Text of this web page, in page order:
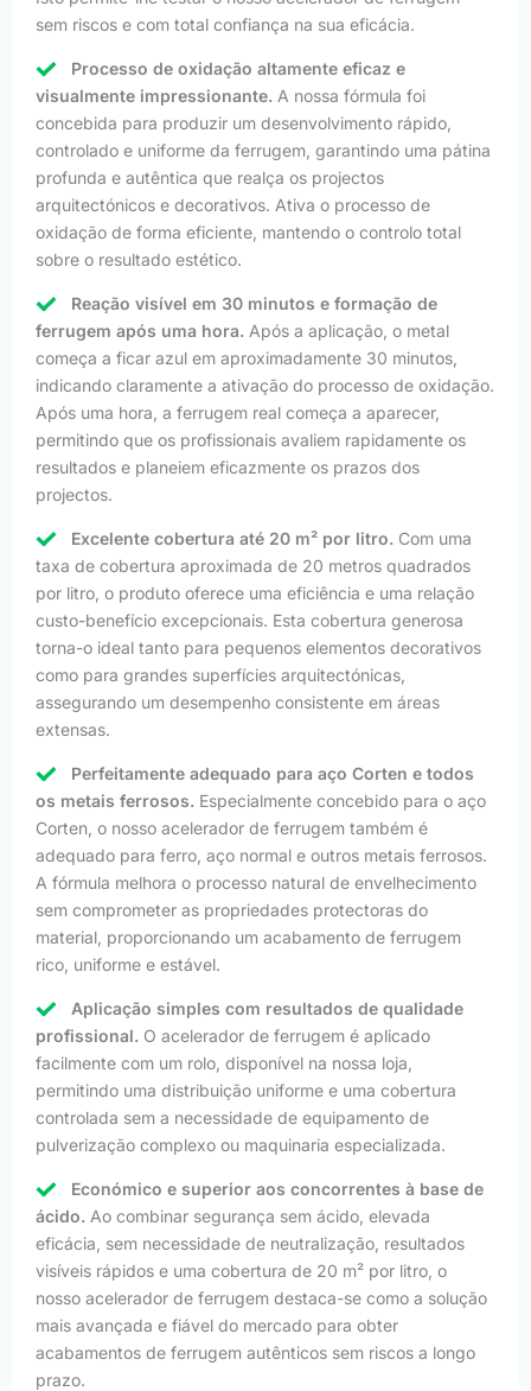
sem riscos e com total confiança na sua eficácia.
Processo de oxidação altamente eficaz e
visualmente impressionante. A nossa fórmula foi
concebida para produzir um desenvolvimento rápido,
controlado e uniforme da ferrugem, garantindo uma pátina
profunda e autêntica que realça os projectos
arquitectónicos e decorativos. Ativa o processo de
oxidação de forma eficiente, mantendo o controlo total
sobre o resultado estético.
Reação visível em 30 minutos e formação de
ferrugem após uma hora. Após a aplicação, o metal
começa a ficar azul em aproximadamente 30 minutos,
indicando claramente a ativação do processo de oxidação.
Após uma hora, a ferrugem real começa a aparecer,
permitindo que os profissionais avaliem rapidamente os
resultados e planeiem eficazmente os prazos dos
projectos.
Excelente cobertura até 20 m² por litro. Com uma
taxa de cobertura aproximada de 20 metros quadrados
por litro, o produto oferece uma eficiência e uma relação
custo-benefício excepcionais. Esta cobertura generosa
torna-o ideal tanto para pequenos elementos decorativos
como para grandes superfícies arquitectónicas,
assegurando um desempenho consistente em áreas
extensas.
Perfeitamente adequado para aço Corten e todos
os metais ferrosos. Especialmente concebido para o aço
Corten, o nosso acelerador de ferrugem também é
adequado para ferro, aço normal e outros metais ferrosos.
A fórmula melhora o processo natural de envelhecimento
sem comprometer as propriedades protectoras do
material, proporcionando um acabamento de ferrugem
rico, uniforme e estável.
Aplicação simples com resultados de qualidade
profissional. O acelerador de ferrugem é aplicado
facilmente com um rolo, disponível na nossa loja,
permitindo uma distribuição uniforme e uma cobertura
controlada sem a necessidade de equipamento de
pulverização complexo ou maquinaria especializada.
Económico e superior aos concorrentes à base de
ácido. Ao combinar segurança sem ácido, elevada
eficácia, sem necessidade de neutralização, resultados
visíveis rápidos e uma cobertura de 20 m² por litro, o
nosso acelerador de ferrugem destaca-se como a solução
mais avançada e fiável do mercado para obter
acabamentos de ferrugem autênticos sem riscos a longo
prazo.